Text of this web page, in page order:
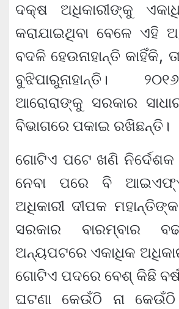
ଦକ୍ଷ ଅଧିକାରୀଙ୍କୁ
କରାଯାଇଥିବା ବେଳେ ଏହି
ବଦଳି ହେଉନାହାନ୍ତି କାହିଁକି,
ବୁଝିପାରୁନାହାନ୍ତି।
ଆରୋରାଙ୍କୁ ସରକାର
ବିଭାଗରେ ପକାଇ ରଖିଛନ୍ତି।
ଗୋଟିଏ ପଟେ ଖଣି
ନେବା ପରେ ବି
ଅଧିକାରୀ ଦୀପକ
ସରକାର ବାରମ୍ବାର
ଅନ୍ୟପଟରେ ଏକାଧିକ
ଗୋଟିଏ ପଦରେ ବେଶ୍ କିଛି
ଘଟଣା କେଉଁଠି ନା